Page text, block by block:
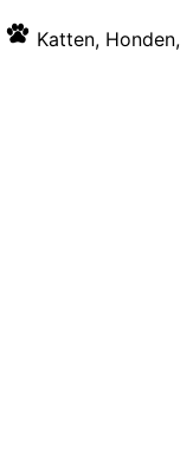
Katten, Honden,